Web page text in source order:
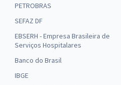
PETROBRAS
SEFAZ DF
EBSERH - Empresa Brasileira de
Serviços Hospitalares
Banco do Brasil
IBGE